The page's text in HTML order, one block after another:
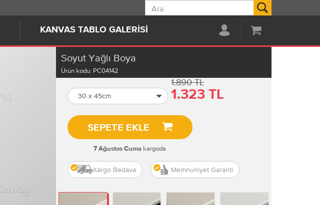
KANVAS TABLO GALERISI
Soyut Yağlı Boya
Ürün kodu: PC04142
30 x 45cm
1.890 TL
1.323 TL
SEPETE EKLE
7 Ağustos Cuma kargoda
Kargo Bedava Memnuniyet Garanti